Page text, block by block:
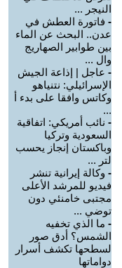
النيجر ...
- فاتورة العطش في
عدن.. البحث عن الماء
بين طوابير الصهاريج
وال ...
- عاجل | إذاعة الجيش
الإسرائيلي: نتنياهو
وكاتس وافقا على بدء أ
...
- نائب أمريكي: اتفاقية
السعودية وتركيا
وباكستان إنجاز يحسب
لتر ...
- وكالة إيرانية تنشر
فيديو للمرشد الأعلى
مجتبى خامنئي دون
توضي ...
- ما الذي تخفيه
الشمس؟ أدق صور
لسطحها تكشف أسرار
دواماتها